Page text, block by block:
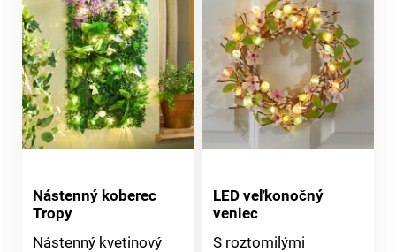
retiazky. Ako živý.
Nástenný koberec
Tropy
Nástenný kvetinový
LED veľkonočný
veniec
S roztomilými